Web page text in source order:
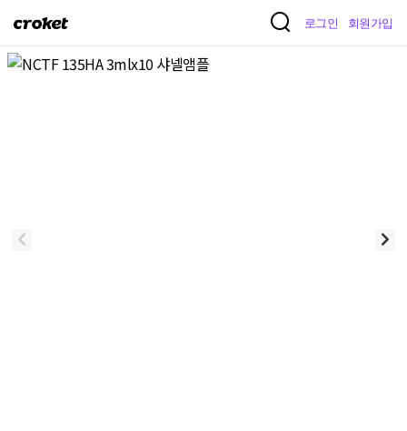
크
켓
로그인 회원가입